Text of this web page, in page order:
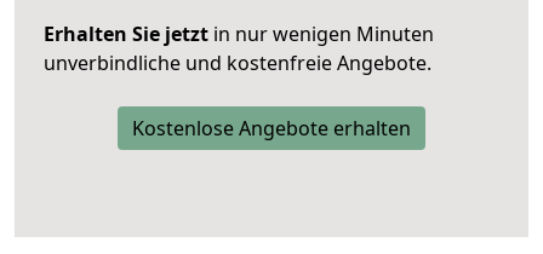
Erhalten Sie jetzt in nur wenigen Minuten
unverbindliche und kostenfreie Angebote.
Kostenlose Angebote erhalten